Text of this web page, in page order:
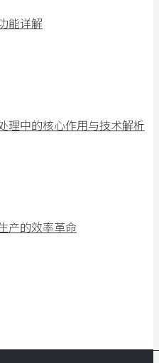
能详解
理中的核心作用与技术解析
产的效率革命